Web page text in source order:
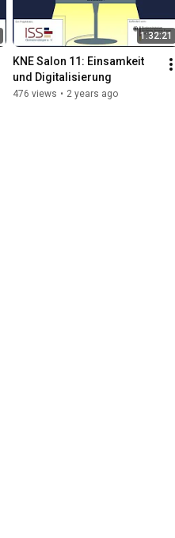
1:32:21
KNE Salon 11: Einsamkeit
und Digitalisierung
476 views • 2 years ago